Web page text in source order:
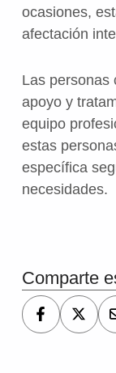
ocasiones,
afectación
Las personas
apoyo y
equipo
estas
específica
necesidades.
Comparte